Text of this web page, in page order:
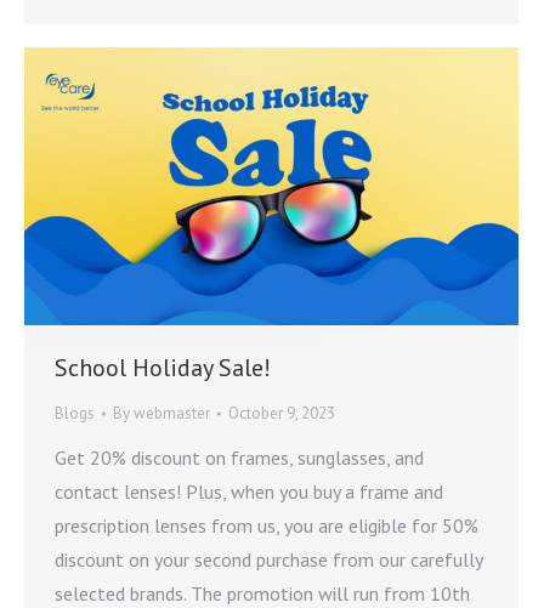
School Holiday Sale!
Blogs Bywebmaster October 9, 2023
Get 20% discount on frames, sunglasses, and
contact lenses! Plus, when you buy a frame and
prescription lenses from us, you are eligible for 50%
discount on your second purchase from our carefully
selected brands. The promotion will run from 10th